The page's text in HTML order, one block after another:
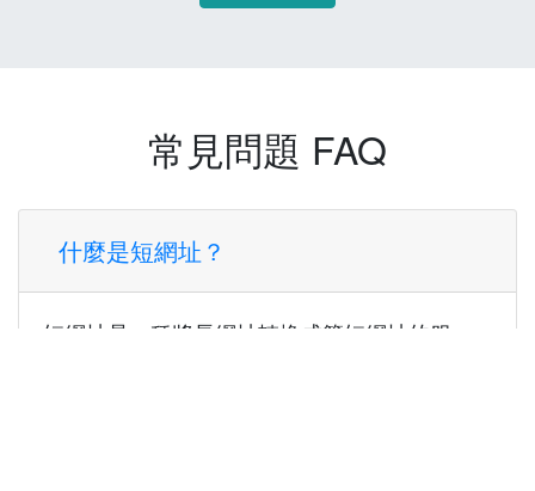
常見問題 FAQ
什麼是短網址？
短網址是一種將長網址轉換成簡短網址的服